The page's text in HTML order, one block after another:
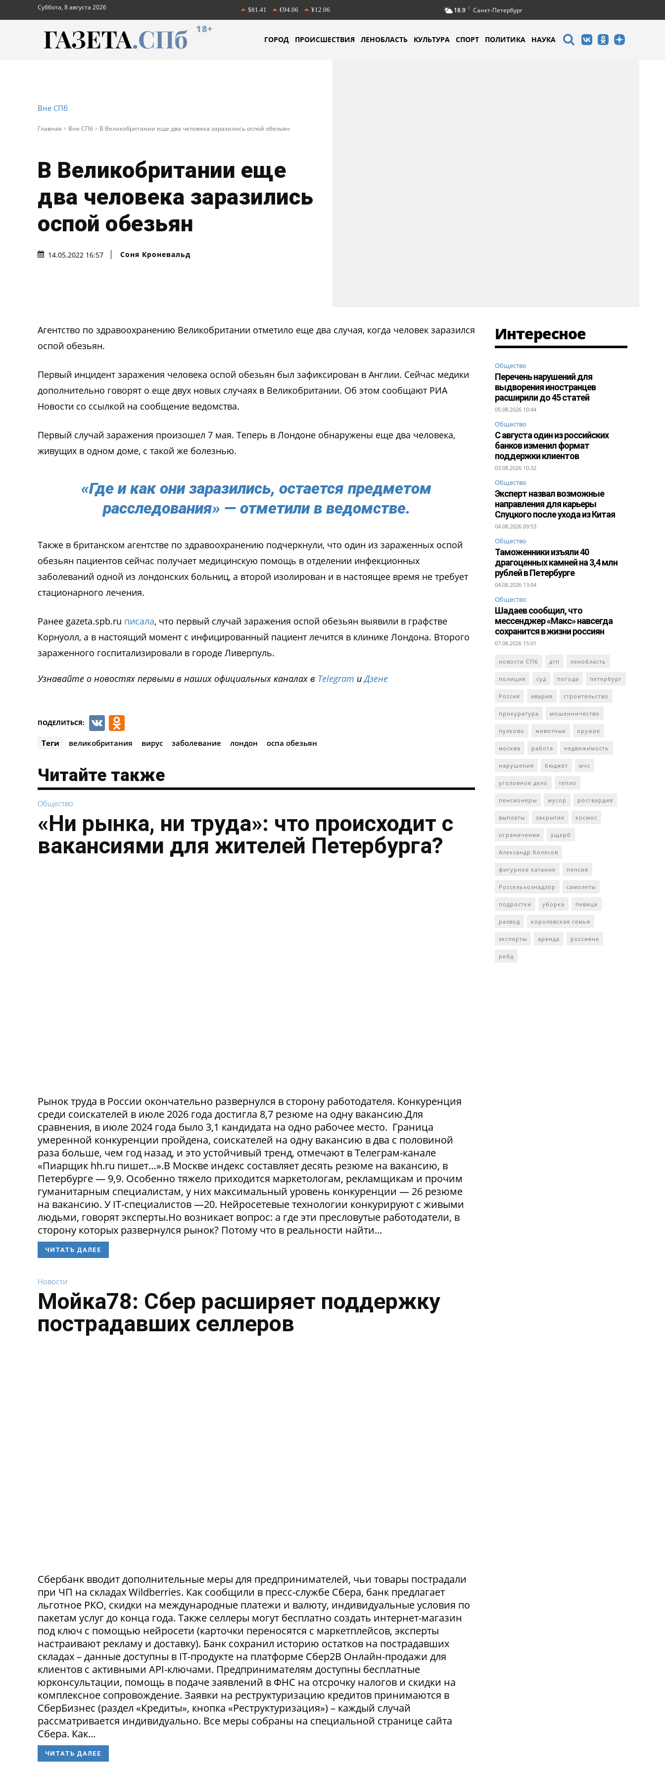
Суббота, 8 августа 2026 $81.41 €94.06 ¥12.06 18.9 C Санкт-Петербург
18+
ГОРОД ПРОИСШЕСТВИЯ ЛЕНОБЛАСТЬ КУЛЬТУРА СПОРТ ПОЛИТИКА НАУКА
Вне СПб
Главная Вне СПб В Великобритании еще два человека заразились оспой обезьян
В Великобритании еще
два человека заразились
оспой обезьян
14.05.2022 16:57 Соня Кроневальд
Агентство по здравоохранению Великобритании отметило еще два случая, когда человек заразился
оспой обезьян.
Первый инцидент заражения человека оспой обезьян был зафиксирован в Англии. Сейчас медики
дополнительно говорят о еще двух новых случаях в Великобритании. Об этом сообщают РИА
Новости со ссылкой на сообщение ведомства.
Первый случай заражения произошел 7 мая. Теперь в Лондоне обнаружены еще два человека,
живущих в одном доме, с такой же болезнью.
«Где и как они заразились, остается предметом
расследования» — отметили в ведомстве.
Также в британском агентстве по здравоохранению подчеркнули, что один из зараженных оспой
обезьян пациентов сейчас получает медицинскую помощь в отделении инфекционных
заболеваний одной из лондонских больниц, а второй изолирован и в настоящее время не требует
стационарного лечения.
Ранее gazeta.spb.ru писала, что первый случай заражения оспой обезьян выявили в графстве
Корнуолл, а в настоящий момент с инфицированный пациент лечится в клинике Лондона. Второго
зараженного госпитализировали в городе Ливерпуль.
Узнавайте о новостях первыми в наших официальных каналах в Telegram иДзене
ПОДЕЛИТЬСЯ: VK
Теги великобритания вирус заболевание лондон оспа обезьян
Читайте также
Общество
«Ни рынка, ни труда»: что происходит с
вакансиями для жителей Петербурга?
Рынок труда в России окончательно развернулся в сторону работодателя. Конкуренция
среди соискателей в июле 2026 года достигла 8,7 резюме на одну вакансию.Для
сравнения, в июле 2024 года было 3,1 кандидата на одно рабочее место. Граница
умеренной конкуренции пройдена, соискателей на одну вакансию в два с половиной
раза больше, чем год назад, и это устойчивый тренд, отмечают в Телеграм-канале
«Пиарщик hh.ru пишет…».В Москве индекс составляет десять резюме на вакансию, в
Петербурге — 9,9. Особенно тяжело приходится маркетологам, рекламщикам и прочим
гуманитарным специалистам, у них максимальный уровень конкуренции — 26 резюме
на вакансию. У IT-специалистов —20. Нейросетевые технологии конкурируют с живыми
людьми, говорят эксперты.Но возникает вопрос: а где эти пресловутые работодатели, в
сторону которых развернулся рынок? Потому что в реальности найти...
ЧИТАТЬ ДАЛЕЕ
Новости
Мойка78: Сбер расширяет поддержку
пострадавших селлеров
Сбербанк вводит дополнительные меры для предпринимателей, чьи товары пострадали
при ЧП на складах Wildberries. Как сообщили в пресс-службе Сбера, банк предлагает
льготное РКО, скидки на международные платежи и валюту, индивидуальные условия по
пакетам услуг до конца года. Также селлеры могут бесплатно создать интернет-магазин
под ключ с помощью нейросети (карточки переносятся с маркетплейсов, эксперты
настраивают рекламу и доставку). Банк сохранил историю остатков на пострадавших
складах – данные доступны в IT-продукте на платформе Сбер2В Онлайн-продажи для
клиентов с активными API-ключами. Предпринимателям доступны бесплатные
юрконсультации, помощь в подаче заявлений в ФНС на отсрочку налогов и скидки на
комплексное сопровождение. Заявки на реструктуризацию кредитов принимаются в
СберБизнес (раздел «Кредиты», кнопка «Реструктуризация») – каждый случай
рассматривается индивидуально. Все меры собраны на специальной странице сайта
Сбера. Как...
ЧИТАТЬ ДАЛЕЕ
Интересное
Общество
Перечень нарушений для
выдворения иностранцев
расширили до 45 статей
05.08.2026 10:44
Общество
С августа один из российских
банков изменил формат
поддержки клиентов
03.08.2026 10:32
Общество
Эксперт назвал возможные
направления для карьеры
Слуцкого после ухода из Китая
04.08.2026 09:53
Общество
Таможенники изъяли 40
драгоценных камней на 3,4 млн
рублей в Петербурге
04.08.2026 13:04
Общество
Шадаев сообщил, что
мессенджер «Макс» навсегда
сохранится в жизни россиян
07.08.2026 15:01
новости СПб дтп ленобласть
полиция суд погода петербург
Россия авария строительство
прокуратура мошенничество
пулково животные оружие
москва работа недвижимость
нарушения бюджет мчс
уголовное дело тепло
пенсионеры мусор росгвардия
выплаты закрытие космос
ограничения ущерб
Александр Колесов
фигурное катание пенсия
Россельхознадзор самолеты
подростки уборка певица
развод королевская семья
эксперты аренда россияне
рейд